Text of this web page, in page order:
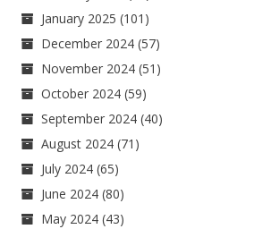
January 2025 (101)
December 2024 (57)
November 2024 (51)
October 2024 (59)
September 2024 (40)
August 2024 (71)
July 2024 (65)
June 2024 (80)
May 2024 (43)